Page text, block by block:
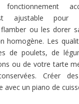
ajustable pour
ou les dorer
homogène. Les
de poulets, de
ou de votre tarte
Créer
avec un piano de